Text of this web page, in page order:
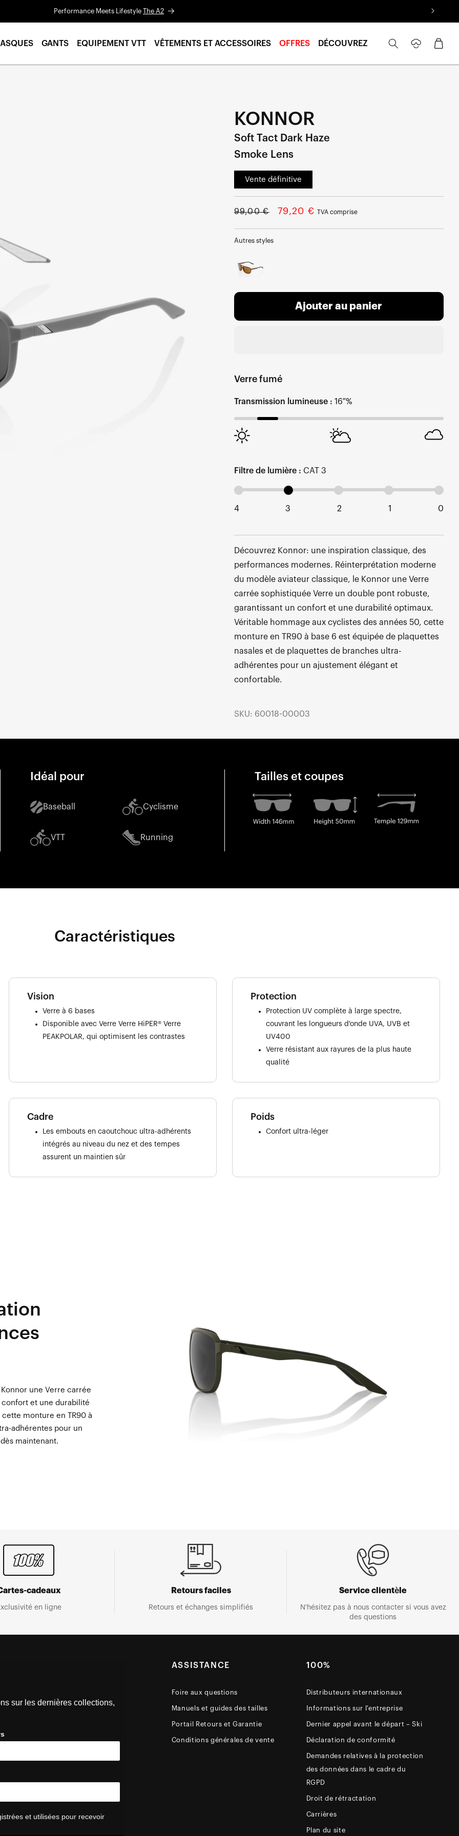
Performance Meets Lifestyle The A2
GANTS EQUIPEMENT VTT VÊTEMENTS ET ACCESSOIRES OFFRES DÉCOUVREZ
connecter
Panier
KONNOR
Soft Tact Dark Haze
Smoke Lens
Vente définitive
Prix
99,00 €
Prix
79,20 € TVA comprise
Autres styles
Ajouter au panier
Verre fumé
Transmission lumineuse : 16 %
Filtre de lumière : CAT 3
4 3 2 1 0
Découvrez Konnor: une inspiration classique, des
performances modernes. Réinterprétation moderne
du modèle aviateur classique, le Konnor une Verre
carrée sophistiquée Verre un double pont robuste,
garantissant un confort et une durabilité optimaux.
Véritable hommage aux cyclistes des années 50, cette
monture en TR90 à base 6 est équipée de plaquettes
nasales et de plaquettes de branches ultra-
adhérentes pour un ajustement élégant et
confortable.
SKU: 60018-00003
Idéal pour
Baseball Cyclisme
VTT Running
Tailles et coupes
Caractéristiques
Vision
Verre à 6 bases
Disponible avec Verre Verre HiPER® Verre
PEAKPOLAR, qui optimisent les contrastes
Protection
Protection UV complète à large spectre,
couvrant les longueurs d'onde UVA, UVB et
UV400
Verre résistant aux rayures de la plus haute
qualité
Cadre
Les embouts en caoutchouc ultra-adhérents
intégrés au niveau du nez et des tempes
assurent un maintien sûr
Poids
Confort ultra-léger
une Verre carrée
confort et une durabilité
monture en TR90 à
adhérentes pour un
maintenant.
cadeaux
en ligne
Retours faciles
Retours et échanges simplifiés
Service clientèle
N'hésitez pas à nous contacter si vous avez
des questions
sur les dernières collections,
et utilisées pour recevoir
ASSISTANCE
Foire aux questions
Manuels et guides des tailles
Portail Retours et Garantie
Conditions générales de vente
100%
Distributeurs internationaux
Informations sur l'entreprise
Dernier appel avant le départ – Ski
Déclaration de conformité
Demandes relatives à la protection
des données dans le cadre du
RGPD
Droit de rétractation
Carrières
Plan du site